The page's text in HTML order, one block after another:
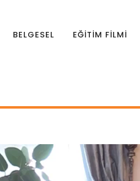
BELGESEL EĞİTİM FİLMİ